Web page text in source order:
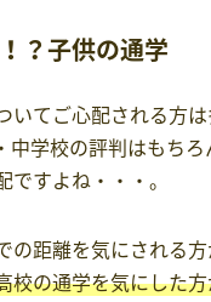
？子供の通学
いてご心配される方
中学校の評判はもち
ですよね・・・。
の距離を気にされる方
校の通学を気にした